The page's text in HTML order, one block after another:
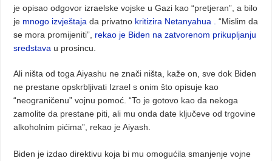
je opisao odgovor izraelske vojske u Gazi kao “pretjeran”, a bilo
je mnogo izvještaja da privatno kritizira Netanyahua .“Mislim da
se mora promijeniti”, rekao je Biden na zatvorenom prikupljanju
sredstava u prosincu.
Ali ništa od toga Aiyashu ne znači ništa, kaže on, sve dok Biden
ne prestane opskrbljivati ​​Izrael s onim što opisuje kao
“neograničenu” vojnu pomoć. “To je gotovo kao da nekoga
zamolite da prestane piti, ali mu onda date ključeve od trgovine
alkoholnim pićima”, rekao je Aiyash.
Biden je izdao direktivu koja bi mu omogućila smanjenje vojne